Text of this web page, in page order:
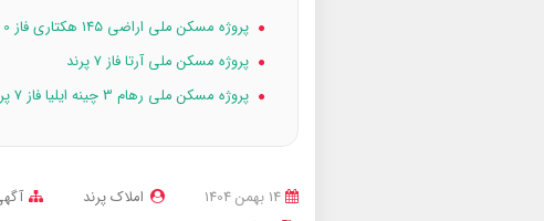
پروژه مسکن ملی اراضی ۱۴۵ هکتاری فاز 0 پرند
پروژه مسکن ملی آرتا فاز 7 پرند
پروژه مسکن ملی رهام 3 چینه ایلیا فاز 7 پرند
املاک پرند